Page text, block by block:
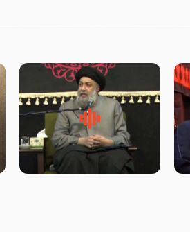
لقب حضرت رقیه سلام الله علیها
به چه معناست – حجت الاسلام